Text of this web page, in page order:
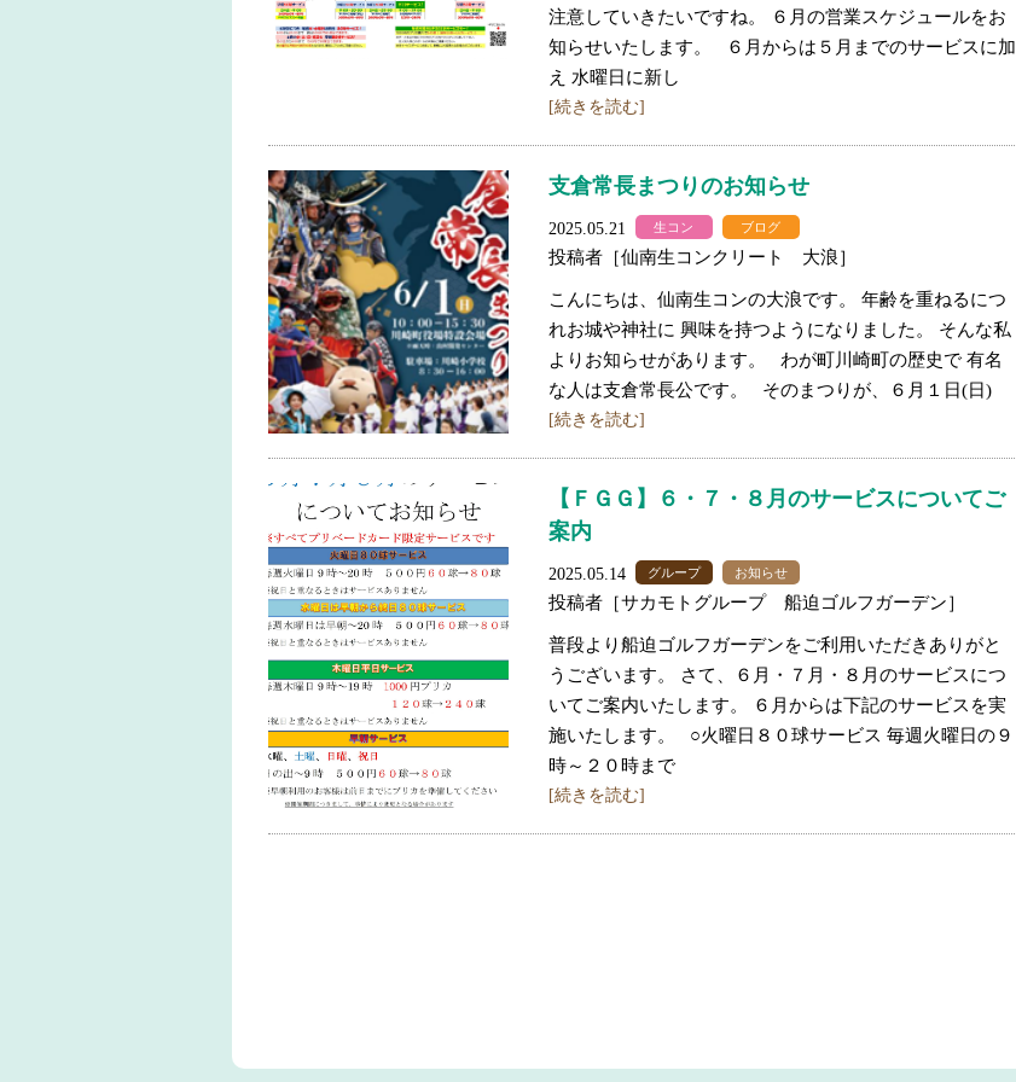
注意していきたいですね。 ６月の営業スケジュールをお
知らせいたします。 ６月からは５月までのサービスに加
え 水曜日に新し
[続きを読む]
支倉常長まつりのお知らせ
2025.05.21 生コン ブログ
投稿者［仙南生コンクリート 大浪］
こんにちは、仙南生コンの大浪です。 年齢を重ねるにつ
れお城や神社に 興味を持つようになりました。 そんな私
よりお知らせがあります。 わが町川崎町の歴史で 有名
な人は支倉常長公です。 そのまつりが、６月１日(日)
[続きを読む]
【ＦＧＧ】６・７・８月のサービスについてご
案内
2025.05.14 グループ お知らせ
投稿者［サカモトグループ 船迫ゴルフガーデン］
普段より船迫ゴルフガーデンをご利用いただきありがと
うございます。 さて、６月・７月・８月のサービスにつ
いてご案内いたします。 ６月からは下記のサービスを実
施いたします。 ○火曜日８０球サービス 毎週火曜日の９
時～２０時まで
[続きを読む]